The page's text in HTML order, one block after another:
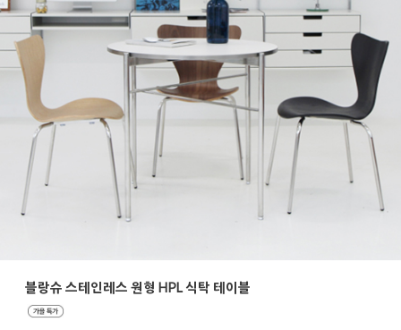
블랑슈 스테인레스 원형 HPL 식탁 테이블